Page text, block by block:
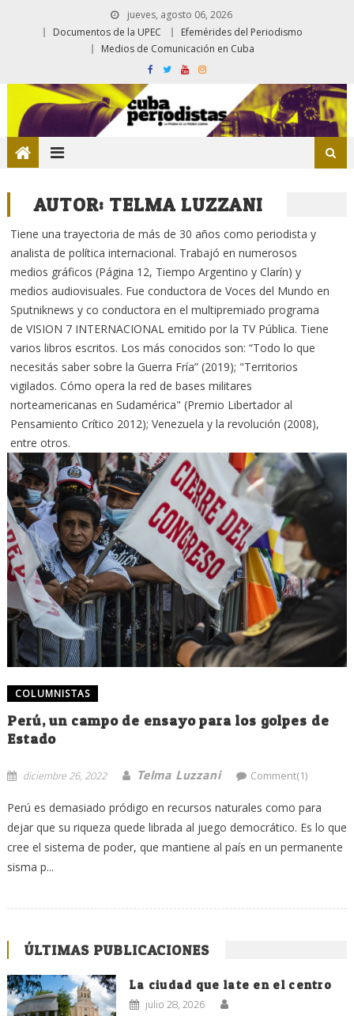
jueves, agosto 06, 2026
Documentos de la UPEC
Efemérides del Periodismo
Medios de Comunicación en Cuba
AUTOR: TELMA LUZZANI
Tiene una trayectoria de más de 30 años como periodista y
analista de política internacional. Trabajó en numerosos
medios gráficos (Página 12, Tiempo Argentino y Clarín) y
medios audiovisuales. Fue conductora de Voces del Mundo en
Sputniknews y co conductora en el multipremiado programa
de VISION 7 INTERNACIONAL emitido por la TV Pública. Tiene
varios libros escritos. Los más conocidos son: “Todo lo que
necesitás saber sobre la Guerra Fría” (2019); "Territorios
vigilados. Cómo opera la red de bases militares
norteamericanas en Sudamérica" (Premio Libertador al
Pensamiento Crítico 2012); Venezuela y la revolución (2008),
entre otros.
COLUMNISTAS
Perú, un campo de ensayo para los golpes de
Estado
diciembre 26, 2022 Telma Luzzani Comment(1)
Perú es demasiado pródigo en recursos naturales como para
dejar que su riqueza quede librada al juego democrático. Es lo que
cree el sistema de poder, que mantiene al país en un permanente
sisma p...
ÚLTIMAS PUBLICACIONES
La ciudad que late en el centro
julio 28, 2026